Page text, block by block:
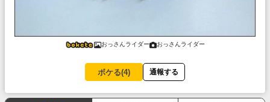
おっさんライダー おっさんライダー
ボケる(4) 通報する